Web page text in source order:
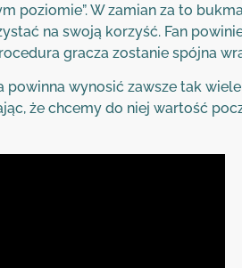
poziomie”. W zamian za to
na swoją korzyść. Fan
gracza zostanie spójna
wynosić zawsze tak
że chcemy do niej wartość